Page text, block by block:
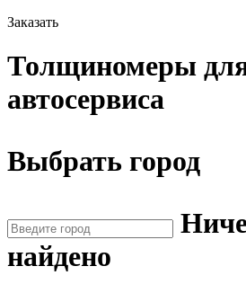
Заказать
Толщиномеры
автосервиса
Выбрать город
найдено